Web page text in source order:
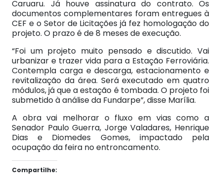
Caruaru. Já houve assinatura do contrato. Os
documentos complementares foram entregues à
CEF e o Setor de Licitações já fez homologação do
projeto. O prazo é de 8 meses de execução.
“Foi um projeto muito pensado e discutido. Vai
urbanizar e trazer vida para a Estação Ferroviária.
Contempla carga e descarga, estacionamento e
revitalização da área. Será executado em quatro
módulos, já que a estação é tombada. O projeto foi
submetido à análise da Fundarpe”, disse Marília.
A obra vai melhorar o fluxo em vias como a
Senador Paulo Guerra, Jorge Valadares, Henrique
Dias e Diomedes Gomes, impactado pela
ocupação da feira no entroncamento.
Compartilhe: